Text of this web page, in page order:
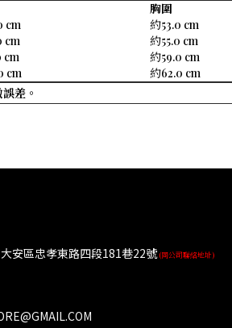
胸圍
cm
約53.0 cm
cm
約55.0 cm
cm
約59.0 cm
cm
約62.0 cm
差。
安區忠孝東路四段181巷22號(同公司聯絡地址)